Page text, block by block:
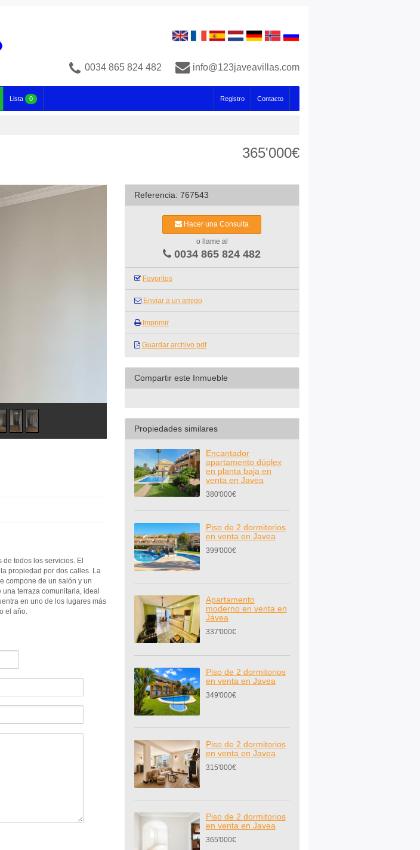
0034 865 824 482 info@123javeavillas.com
Lista 0 Registro Contacto
365'000€
de todos los servicios. El
propiedad por dos calles. La
compone de un salón y un
terraza comunitaria, ideal
en uno de los lugares más
el año.
Referencia: 767543
Hacer una Consulta
o llame al
0034 865 824 482
Favoritos
Enviar a un amigo
Imprimir
Guardar archivo pdf
Compartir este Inmueble
Propiedades similares
Encantador
apartamento dúplex
en planta baja en
venta en Javea
380'000€
Piso de 2 dormitorios
en venta en Javea
399'000€
Apartamento
moderno en venta en
Jávea
337'000€
Piso de 2 dormitorios
en venta en Javea
349'000€
Piso de 2 dormitorios
en venta en Javea
315'000€
Piso de 2 dormitorios
en venta en Javea
365'000€